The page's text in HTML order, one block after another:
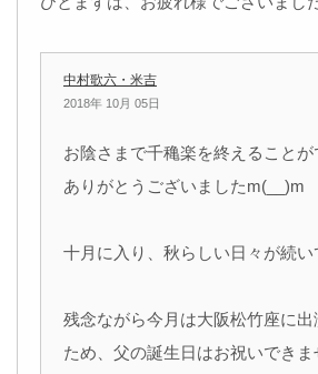
中村歌六・米吉
2018年 10月 05日
お陰さまで千穐楽を終えることが
ありがとうございましたm(__)m
十月に入り、秋らしい日々が続い
残念ながら今月は大阪松竹座に
ため、父の誕生日はお祝いできま